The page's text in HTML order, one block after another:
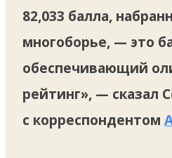
82,033 балла,
многоборье, — это
обеспечивающий
рейтинг», — сказал
с корреспондентом